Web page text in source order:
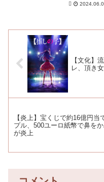
【文化】
レ、頂き
【炎上】宝くじで約16億円当
プル、500ユーロ紙幣で鼻を
が炎上